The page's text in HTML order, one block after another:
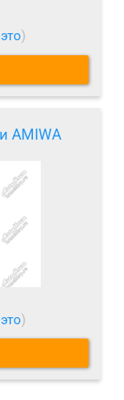
)
AMIWA
)